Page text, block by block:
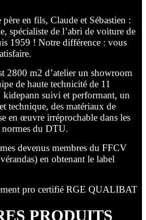
en fils, Claude et Sébastien :
spécialiste de l’abri de voiture de
1959 ! Notre différence : vous
2800 m2 d’atelier un showroom
de haute technicité de 11
suivi et performant, un
technique, des matériaux de
en œuvre irréprochable dans les
normes du DTU.
devenus membres du FFCV
en obtenant le label
pro certifié RGE QUALIBAT
PRODUITS